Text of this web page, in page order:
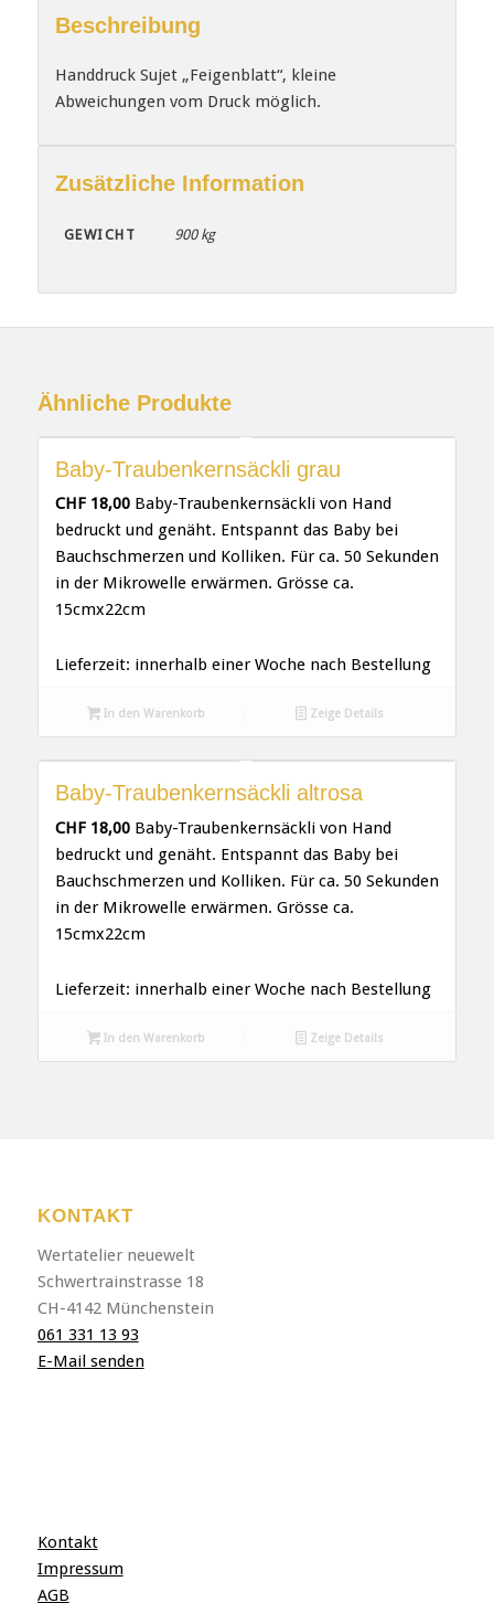
Beschreibung
Handdruck Sujet „Feigenblatt“, kleine
Abweichungen vom Druck möglich.
Zusätzliche Information
GEWICHT 900 kg
Ähnliche Produkte
Baby-Traubenkernsäckli grau
CHF18,00Baby-Traubenkernsäckli von Hand
bedruckt und genäht. Entspannt das Baby bei
Bauchschmerzen und Kolliken. Für ca. 50 Sekunden
in der Mikrowelle erwärmen. Grösse ca.
15cmx22cm
Lieferzeit: innerhalb einer Woche nach Bestellung
In den Warenkorb Zeige Details
Baby-Traubenkernsäckli altrosa
CHF18,00Baby-Traubenkernsäckli von Hand
bedruckt und genäht. Entspannt das Baby bei
Bauchschmerzen und Kolliken. Für ca. 50 Sekunden
in der Mikrowelle erwärmen. Grösse ca.
15cmx22cm
Lieferzeit: innerhalb einer Woche nach Bestellung
In den Warenkorb Zeige Details
KONTAKT
Wertatelier neuewelt
Schwertrainstrasse 18
CH-4142 Münchenstein
061 331 13 93
E-Mail senden
Kontakt
Impressum
AGB